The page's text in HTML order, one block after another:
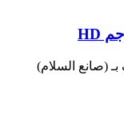
(صانع السلام)